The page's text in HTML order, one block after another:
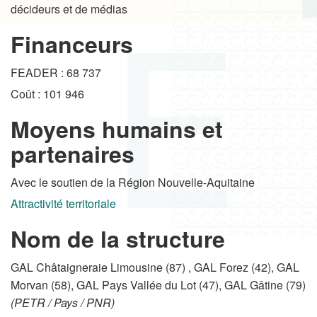
décideurs et de médias
Financeurs
FEADER : 68 737
Coût : 101 946
Moyens humains et
partenaires
Avec le soutien de la Région Nouvelle-Aquitaine
Attractivité territoriale
Nom de la structure
GAL Châtaigneraie Limousine (87) , GAL Forez (42), GAL
Morvan (58), GAL Pays Vallée du Lot (47), GAL Gâtine (79)
(PETR / Pays / PNR)